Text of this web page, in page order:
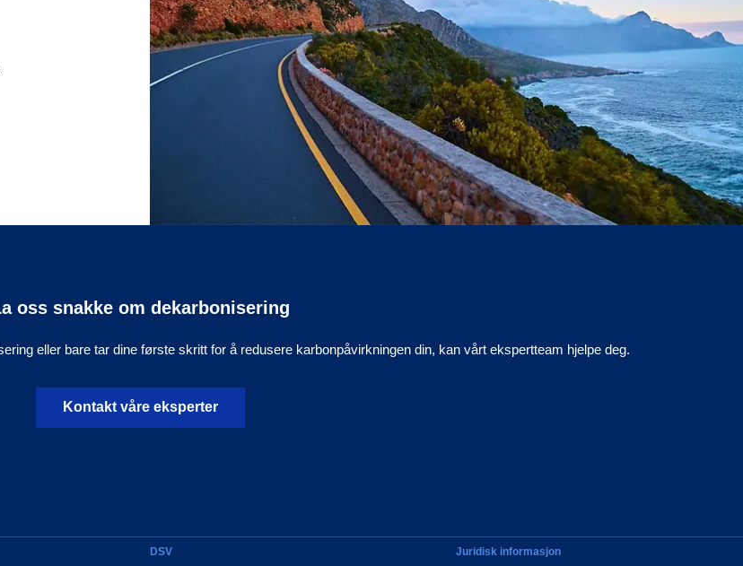
oss snakke om dekarbonisering
eller bare tar dine første skritt for å redusere karbonpåvirkningen din, kan vårt ekspertteam hjelpe deg.
Kontakt våre eksperter
DSV Juridisk informasjon